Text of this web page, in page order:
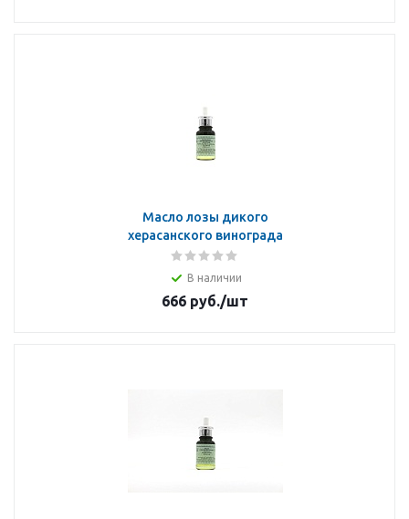
Масло лозы дикого
херасанского винограда
В наличии
666 руб./шт